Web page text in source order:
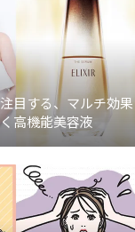
目する、マルチ効果
高機能美容液